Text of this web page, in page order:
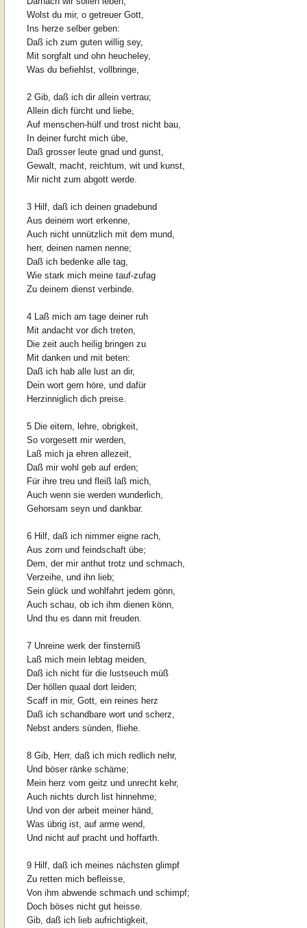
Wolst du mir, o getreuer Gott,
Ins herze selber geben:
Daß ich zum guten willig sey,
Mit sorgfalt und ohn heucheley,
Was du befiehlst, vollbringe,
2 Gib, daß ich dir allein vertrau;
Allein dich fürcht und liebe,
Auf menschen-hülf und trost nicht bau,
In deiner furcht mich übe,
Daß grosser leute gnad und gunst,
Gewalt, macht, reichtum, wit und kunst,
Mir nicht zum abgott werde.
3 Hilf, daß ich deinen gnadebund
Aus deinem wort erkenne,
Auch nicht unnützlich mit dem mund,
herr, deinen namen nenne;
Daß ich bedenke alle tag,
Wie stark mich meine tauf-zufag
Zu deinem dienst verbinde.
4 Laß mich am tage deiner ruh
Mit andacht vor dich treten,
Die zeit auch heilig bringen zu
Mit danken und mit beten:
Daß ich hab alle lust an dir,
Dein wort gern höre, und dafür
Herzinniglich dich preise.
5 Die eitern, lehre, obrigkeit,
So vorgesett mir werden,
Laß mich ja ehren allezeit,
Daß mir wohl geb auf erden;
Für ihre treu und fleiß laß mich,
Auch wenn sie werden wunderlich,
Gehorsam seyn und dankbar.
6 Hilf, daß ich nimmer eigne rach,
Aus zorn und feindschaft übe;
Dem, der mir anthut trotz und schmach,
Verzeihe, und ihn lieb;
Sein glück und wohlfahrt jedem gönn,
Auch schau, ob ich ihm dienen könn,
Und thu es dann mit freuden.
7 Unreine werk der finsterniß
Laß mich mein lebtag meiden,
Daß ich nicht für die lustseuch müß
Der höllen quaal dort leiden;
Scaff in mir, Gott, ein reines herz
Daß ich schandbare wort und scherz,
Nebst anders sünden, fliehe.
8 Gib, Herr, daß ich mich redlich nehr,
Und böser ränke schäme;
Mein herz vom geitz und unrecht kehr,
Auch nichts durch list hinnehme;
Und von der arbeit meiner händ,
Was übrig ist, auf arme wend,
Und nicht auf pracht und hoffarth.
9 Hilf, daß ich meines nächsten glimpf
Zu retten mich befleisse,
Von ihm abwende schmach und schimpf;
Doch böses nicht gut heisse.
Gib, daß ich lieb aufrichtigkeit,